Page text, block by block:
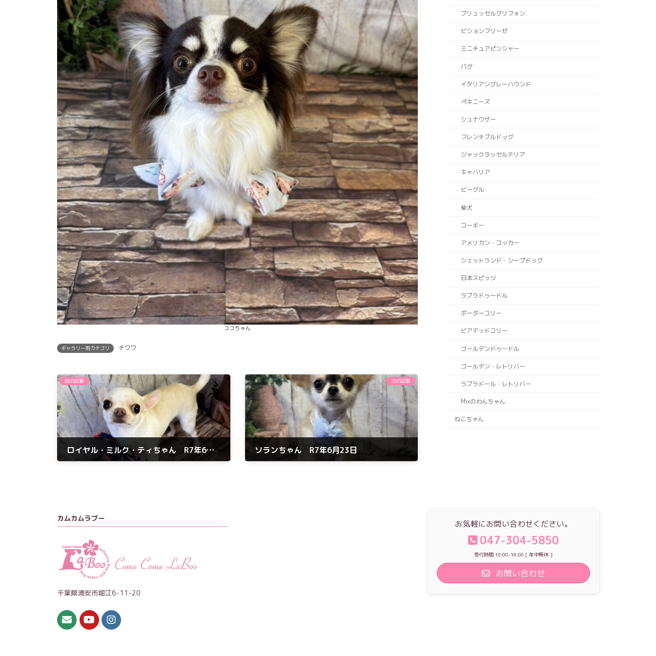
ココちゃん
ギャラリー用カテゴリ チワワ
前の記事
ロイヤル・ミルク・ティちゃん R7年6月22日
次の記事
ソランちゃん R7年6月23日
ブリュッセルグリフォン
ビションフリーゼ
ミニチュアピンシャー
パグ
イタリアングレーハウンド
ペキニーズ
シュナウザー
フレンチブルドッグ
ジャックラッセルテリア
キャバリア
ビーグル
柴犬
コーギー
アメリカン・コッカー
シェットランド・シープドッグ
日本スピッツ
ラブラドゥードル
ボーダーコリー
ビアデッドコリー
ゴールデンドゥードル
ゴールデン・レトリバー
ラブラドール・レトリバー
Mixのわんちゃん
ねこちゃん
カムカムラブー
千葉県浦安市堀江6-11-20
お気軽にお問い合わせください。
047-304-5850
受付時間 10:00-18:00 [ 年中無休 ]
お問い合わせ